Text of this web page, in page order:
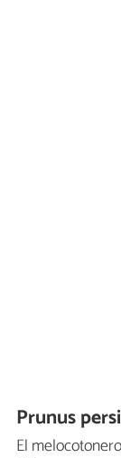
Prunus
El